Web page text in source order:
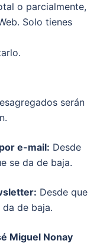
o parcialmente,
Solo tienes
serán
e-mail: Desde
se da de baja.
Desde que
de baja.
Miguel Nonay